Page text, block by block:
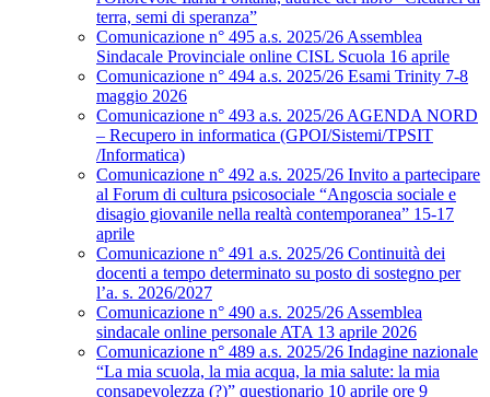
terra, semi di speranza”
Comunicazione n° 495 a.s. 2025/26 Assemblea
Sindacale Provinciale online CISL Scuola 16 aprile
Comunicazione n° 494 a.s. 2025/26 Esami Trinity 7-8
maggio 2026
Comunicazione n° 493 a.s. 2025/26 AGENDA NORD
– Recupero in informatica (GPOI/Sistemi/TPSIT
/Informatica)
Comunicazione n° 492 a.s. 2025/26 Invito a partecipare
al Forum di cultura psicosociale “Angoscia sociale e
disagio giovanile nella realtà contemporanea” 15-17
aprile
Comunicazione n° 491 a.s. 2025/26 Continuità dei
docenti a tempo determinato su posto di sostegno per
l’a. s. 2026/2027
Comunicazione n° 490 a.s. 2025/26 Assemblea
sindacale online personale ATA 13 aprile 2026
Comunicazione n° 489 a.s. 2025/26 Indagine nazionale
“La mia scuola, la mia acqua, la mia salute: la mia
consapevolezza (?)” questionario 10 aprile ore 9